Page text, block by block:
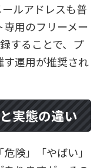
ルアドレスも普
用のフリーメー
することで、プ
運用が推奨され
実態の違い
険」「やばい」